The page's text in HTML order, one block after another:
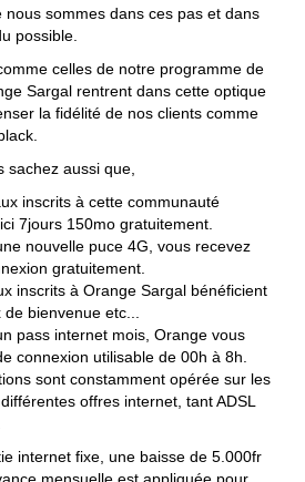
nous sommes dans ces pas et dans
possible.
celles de notre programme de
Sargal rentrent dans cette optique
la fidélité de nos clients comme
sachez aussi que,
inscrits à cette communauté
7jours 150mo gratuitement.
nouvelle puce 4G, vous recevez
gratuitement.
inscrits à Orange Sargal bénéficient
bienvenue etc...
pass internet mois, Orange vous
connexion utilisable de 00h à 8h.
sont constamment opérée sur les
offres internet, tant ADSL
internet fixe, une baisse de 5.000fr